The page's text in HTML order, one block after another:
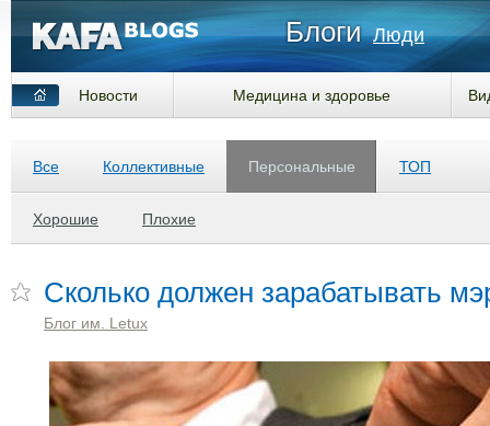
Блоги Люди
Новости Медицина и здоровье
Все Коллективные Персональные
Хорошие Плохие
ТОП
Сколько должен зарабатывать
Блог им. Letux